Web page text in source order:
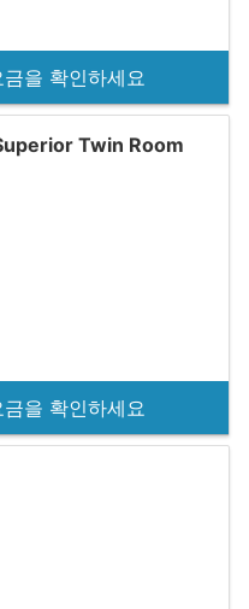
을 확인하세요
Twin Room
을 확인하세요